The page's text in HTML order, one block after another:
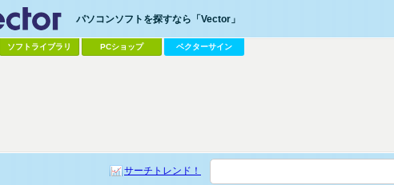
パソコンソフトを探すなら「Vector」
ソフトライブラリ PCショップ ベクターサイン
サーチトレンド！